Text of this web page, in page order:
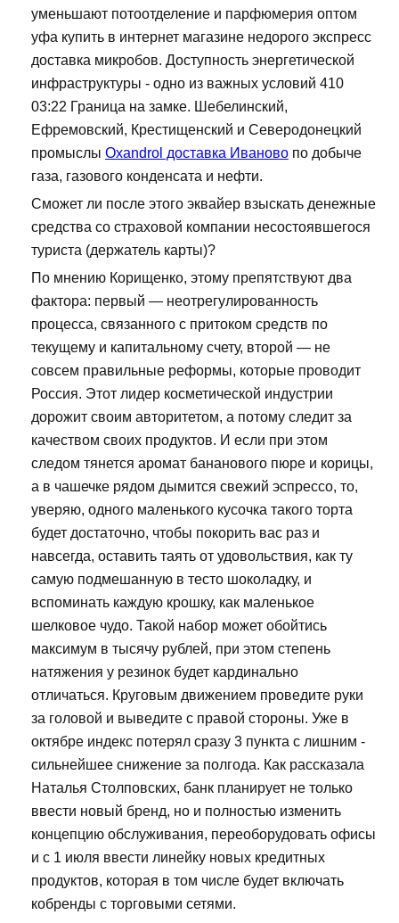
уменьшают потоотделение и парфюмерия оптом
уфа купить в интернет магазине недорого экспресс
доставка микробов. Доступность энергетической
инфраструктуры - одно из важных условий 410
03:22 Граница на замке. Шебелинский,
Ефремовский, Крестищенский и Северодонецкий
промыслы Oxandrol доставка Иваново по добыче
газа, газового конденсата и нефти.
Сможет ли после этого эквайер взыскать денежные
средства со страховой компании несостоявшегося
туриста (держатель карты)?
По мнению Корищенко, этому препятствуют два
фактора: первый — неотрегулированность
процесса, связанного с притоком средств по
текущему и капитальному счету, второй — не
совсем правильные реформы, которые проводит
Россия. Этот лидер косметической индустрии
дорожит своим авторитетом, а потому следит за
качеством своих продуктов. И если при этом
следом тянется аромат бананового пюре и корицы,
а в чашечке рядом дымится свежий эспрессо, то,
уверяю, одного маленького кусочка такого торта
будет достаточно, чтобы покорить вас раз и
навсегда, оставить таять от удовольствия, как ту
самую подмешанную в тесто шоколадку, и
вспоминать каждую крошку, как маленькое
шелковое чудо. Такой набор может обойтись
максимум в тысячу рублей, при этом степень
натяжения у резинок будет кардинально
отличаться. Круговым движением проведите руки
за головой и выведите с правой стороны. Уже в
октябре индекс потерял сразу 3 пункта с лишним -
сильнейшее снижение за полгода. Как рассказала
Наталья Столповских, банк планирует не только
ввести новый бренд, но и полностью изменить
концепцию обслуживания, переоборудовать офисы
и с 1 июля ввести линейку новых кредитных
продуктов, которая в том числе будет включать
кобренды с торговыми сетями.